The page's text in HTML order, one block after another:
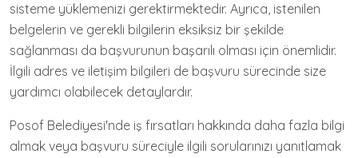
sisteme yüklemenizi gerektirmektedir. Ayrıca, istenilen
belgelerin ve gerekli bilgilerin eksiksiz bir şekilde
sağlanması da başvurunun başarılı olması için önemlidir.
İlgili adres ve iletişim bilgileri de başvuru sürecinde size
yardımcı olabilecek detaylardır.
Posof Belediyesi'nde iş fırsatları hakkında daha fazla bilgi
almak veya başvuru süreciyle ilgili sorularınızı yanıtlamak